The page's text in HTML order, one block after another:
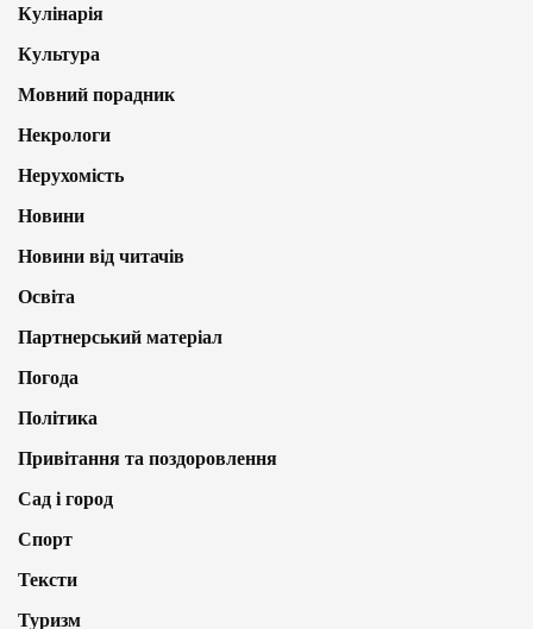
Кулінарія
Культура
Мовний порадник
Некрологи
Нерухомість
Новини
Новини від читачів
Освіта
Партнерський матеріал
Погода
Політика
Привітання та поздоровлення
Сад і город
Спорт
Тексти
Туризм